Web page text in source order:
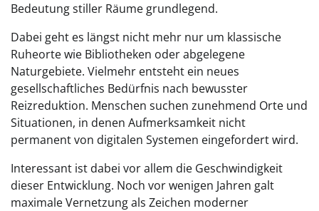
Bedeutung stiller Räume grundlegend.
Dabei geht es längst nicht mehr nur um klassische
Ruheorte wie Bibliotheken oder abgelegene
Naturgebiete. Vielmehr entsteht ein neues
gesellschaftliches Bedürfnis nach bewusster
Reizreduktion. Menschen suchen zunehmend Orte und
Situationen, in denen Aufmerksamkeit nicht
permanent von digitalen Systemen eingefordert wird.
Interessant ist dabei vor allem die Geschwindigkeit
dieser Entwicklung. Noch vor wenigen Jahren galt
maximale Vernetzung als Zeichen moderner